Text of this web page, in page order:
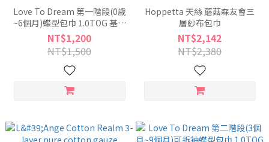
Love To Dream 第一階段(0歲
~6個月)蝶型包巾 1.0TOG 基本
款
NT$1,200
NT$1,500
Hoppetta 天絲 蘑菇森友會三
層紗布包巾
NT$2,142
NT$2,380